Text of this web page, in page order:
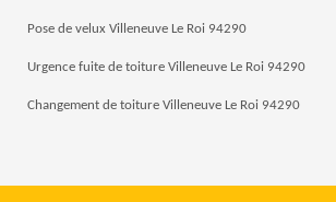
Pose de velux Villeneuve Le Roi 94290
Urgence fuite de toiture Villeneuve Le Roi 94290
Changement de toiture Villeneuve Le Roi 94290